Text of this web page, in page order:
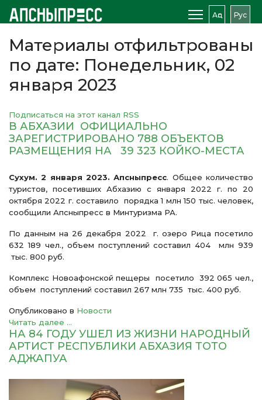
Аԥс Рус
Материалы отфильтрованы
по дате: Понедельник, 02
января 2023
Подписаться на этот канал RSS
В АБХАЗИИ ОФИЦИАЛЬНО
ЗАРЕГИСТРИРОВАНО 788 ОБЪЕКТОВ
РАЗМЕЩЕНИЯ НА 39 323 КОЙКО-МЕСТА
Сухум. 2 января 2023. Апсныпресс. Общее количество
туристов, посетивших Абхазию с января 2022 г. по 20
октября 2022 г. составило порядка 1 млн 150 тыс. человек,
сообщили Апсныпресс в Минтуризма РА.
По данным на 26 декабря 2022 г. озеро Рица посетило
632 189 чел., объем поступлений составил 404 млн 939
тыс. 800 руб.
Комплекс Новоафонской пещеры посетило 392 065 чел.,
объем поступлений составил 267 млн 735 тыс. 400 руб.
Опубликовано в Новости
Читать далее ...
НА 84 ГОДУ УШЕЛ ИЗ ЖИЗНИ НАРОДНЫЙ
АРТИСТ РЕСПУБЛИКИ АБХАЗИЯ ТОТО
АДЖАПУА